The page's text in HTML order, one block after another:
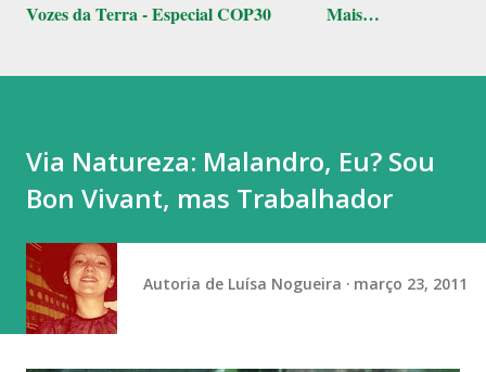
Vozes da Terra - Especial COP30 Mais…
Via Natureza: Malandro, Eu? Sou
Bon Vivant, mas Trabalhador
Autoria de Luísa Nogueira março 23, 2011